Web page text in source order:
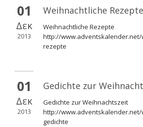
01
Δεκ
2013
Weihnachtliche Rezepte
Weihnachtliche Rezepte
http://www.adventskalender.net/
rezepte
01
Δεκ
2013
Gedichte zur
Gedichte zur Weihnachtszeit
http://www.adventskalender.net/
gedichte